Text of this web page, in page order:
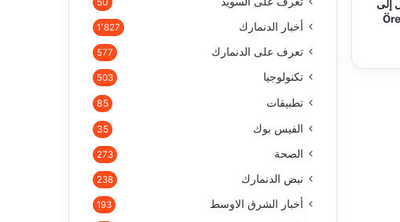
أخبار الدنمارك 1٬827
تعرف على الدنمارك 577
تكنولوجيا 503
تطبيقات 85
الفيس بوك 35
الصحة 273
نبض الدنمارك 238
أخبار الشرق الاوسط 193